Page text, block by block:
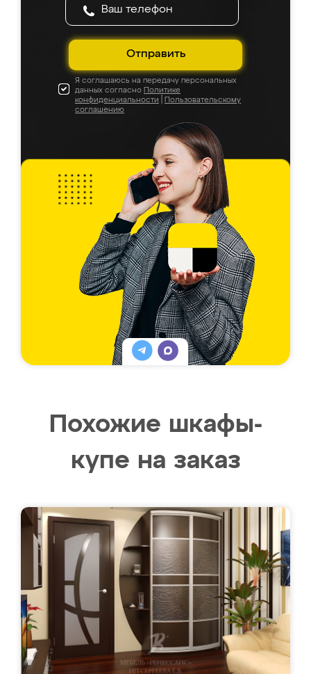
Отправить
Я соглашаюсь на передачу персональных
данных согласно Политике
конфиденциальности
Пользовательскому
соглашению
Похожие шкафы-
купе на заказ